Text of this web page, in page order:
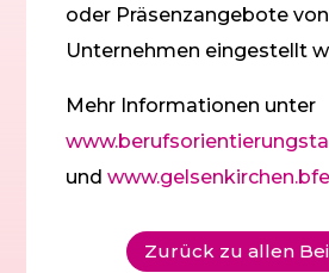
oder Präsenzangebote
Unternehmen eingestellt
Mehr Informationen unter
und
Zurück zu allen